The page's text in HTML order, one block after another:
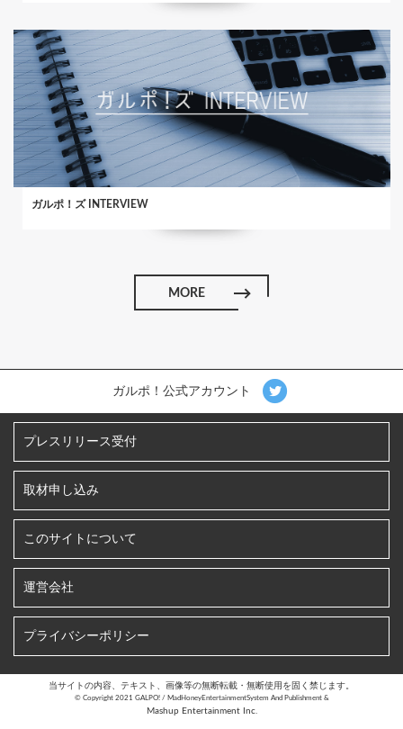
ガルポ！ズ INTERVIEW
MORE
ガルポ！公式アカウント
プレスリリース受付
取材申し込み
このサイトについて
運営会社
プライバシーポリシー
当サイトの内容、テキスト、画像等の無断転載・無断使用を固く禁じます。
©︎ Copyright 2021 GALPO! / MadHoneyEntertainmentSystem And Publishment &
Mashup Entertainment Inc.